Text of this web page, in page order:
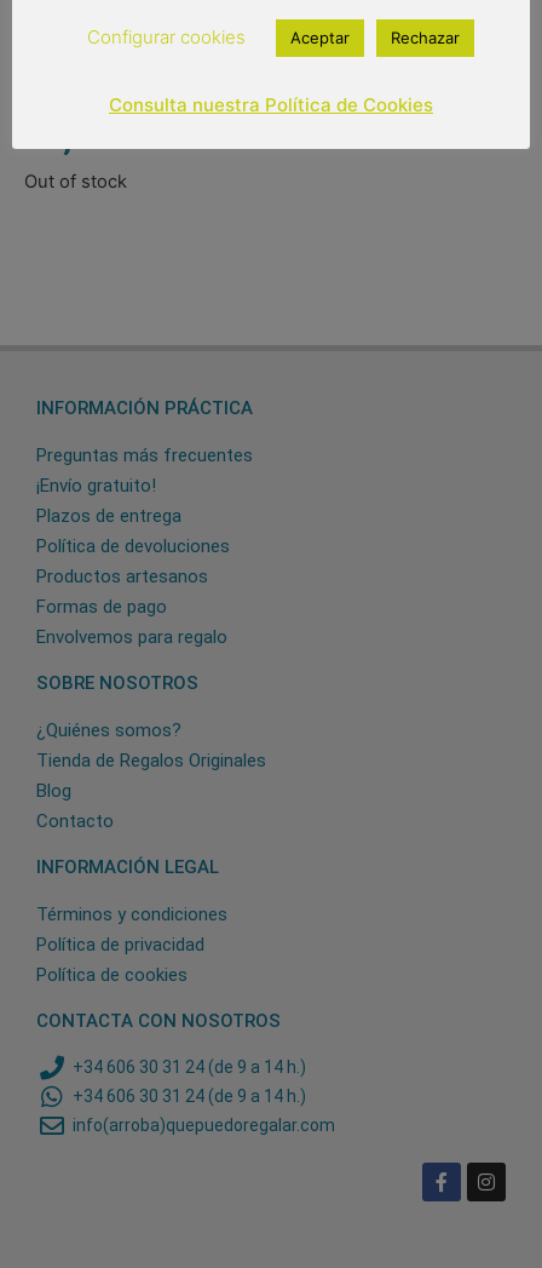
Diámetro: 93 cm.
Cerrado: 28 cm.
Out of stock
INFORMACIÓN PRÁCTICA
Preguntas más frecuentes
¡Envío gratuito!
Plazos de entrega
Política de devoluciones
Productos artesanos
Formas de pago
Envolvemos para regalo
SOBRE NOSOTROS
¿Quiénes somos?
Tienda de Regalos Originales
Blog
Contacto
INFORMACIÓN LEGAL
Términos y condiciones
Política de privacidad
Política de cookies
CONTACTA CON NOSOTROS
+34 606 30 31 24 (de 9 a 14 h.)
+34 606 30 31 24 (de 9 a 14 h.)
info(arroba)quepuedoregalar.com
Configurar cookies Aceptar Rechazar
Consulta nuestra Política de Cookies